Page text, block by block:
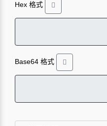
Hex 格式
Base64 格式